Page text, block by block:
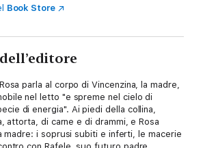
Book Store
parla al corpo di Vincenzina, la madre,
nel letto "e spreme nel cielo di
di energia". Ai piedi della collina,
attorta, di carne e di drammi, e Rosa
madre: i soprusi subiti e inferti, le macerie